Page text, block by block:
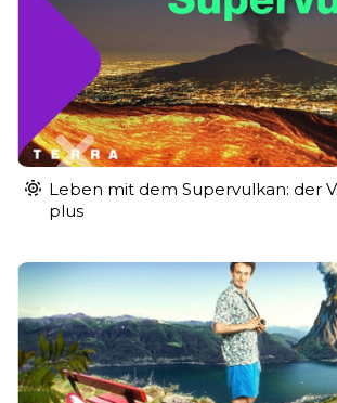
Leben mit dem Supervulkan: der
plus